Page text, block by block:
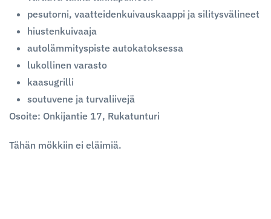
pesutorni, vaatteidenkuivauskaappi ja silitysvälineet
hiustenkuivaaja
autolämmityspiste autokatoksessa
lukollinen varasto
kaasugrilli
soutuvene ja turvaliivejä
Osoite: Onkijantie 17, Rukatunturi
Tähän mökkiin ei eläimiä.